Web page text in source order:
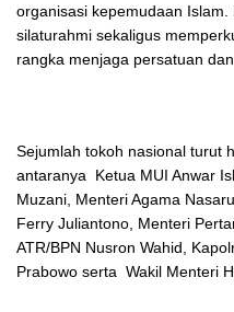
organisasi kepemudaan
silaturahmi sekaligus
rangka menjaga persatuan
Sejumlah tokoh nasional turut
antaranya Ketua MUI Anwar
Muzani, Menteri Agama
Ferry Juliantono, Menteri
ATR/BPN Nusron Wahid,
Prabowo serta Wakil Menteri